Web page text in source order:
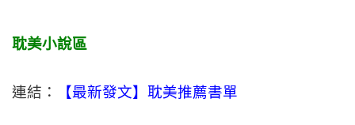
耽美小說區
連結： 【最新發文】耽美推薦書單